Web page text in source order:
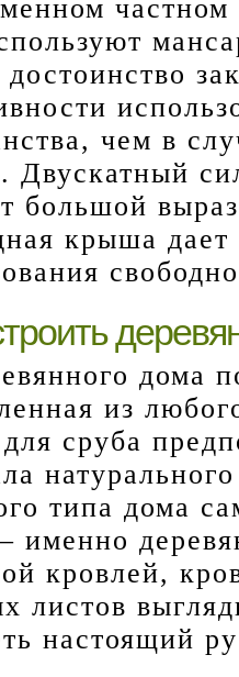
частном
достоинство
чем в
большой
крыша
дома
из
сруба
типа дома
именно
кровлей,
листов
настоящий